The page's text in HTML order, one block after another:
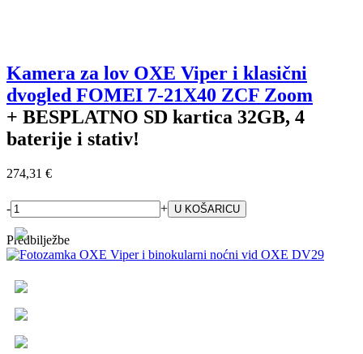
Kamera za lov OXE Viper i klasični
dvogled FOMEI 7-21X40 ZCF Zoom
+ BESPLATNO SD kartica 32GB, 4
baterije i stativ!
274,31 €
- +
Predbilježbe